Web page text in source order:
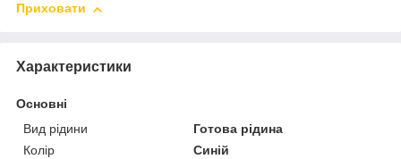
Приховати
Характеристики
Основні
Вид рідини
Готова рідина
Колір
Синій